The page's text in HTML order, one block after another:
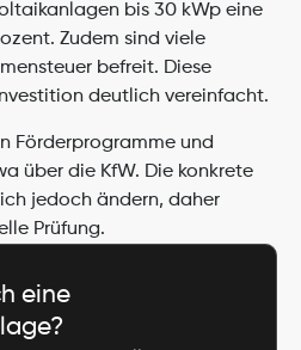
bis 30 kWp eine
Zudem sind viele
befreit. Diese
deutlich vereinfacht.
Förderprogramme und
über die KfW. Die konkrete
jedoch ändern, daher
Prüfung.
eine